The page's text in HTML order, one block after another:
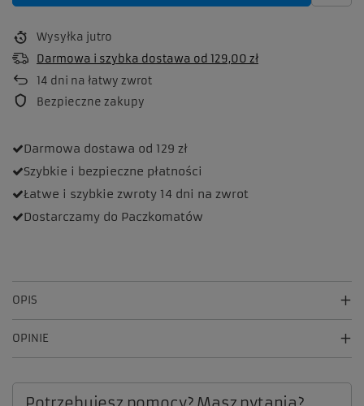
Wysyłka jutro
Darmowa i szybka dostawa od 129,00 zł
14 dni na łatwy zwrot
Bezpieczne zakupy
Darmowa dostawa od 129 zł
Szybkie i bezpieczne płatności
Łatwe i szybkie zwroty 14 dni na zwrot
Dostarczamy do Paczkomatów
OPIS
OPINIE